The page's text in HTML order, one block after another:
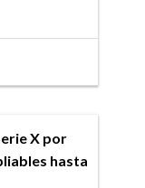
X por
hasta